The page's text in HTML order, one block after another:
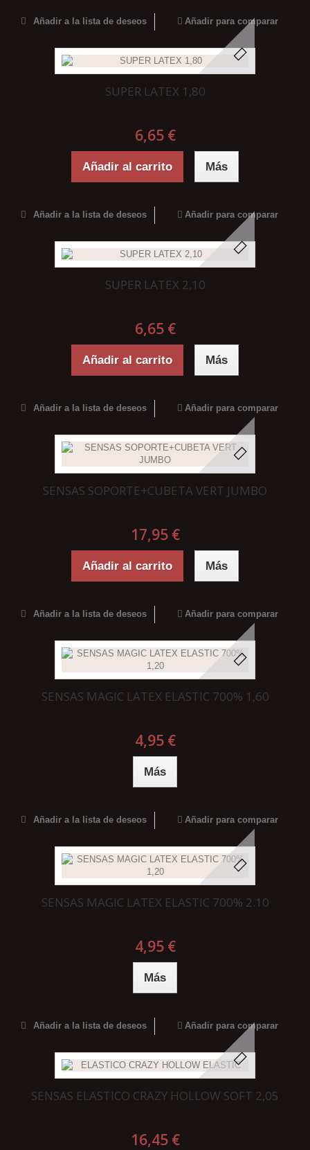
Añadir a la lista de deseos Añadir para comparar
SUPER LATEX 1,80
6,65 €
Añadir al carrito Más
Añadir a la lista de deseos Añadir para comparar
SUPER LATEX 2,10
6,65 €
Añadir al carrito Más
Añadir a la lista de deseos Añadir para comparar
SENSAS SOPORTE+CUBETA VERT JUMBO
17,95 €
Añadir al carrito Más
Añadir a la lista de deseos Añadir para comparar
SENSAS MAGIC LATEX ELASTIC 700% 1,60
4,95 €
Más
Añadir a la lista de deseos Añadir para comparar
SENSAS MAGIC LATEX ELASTIC 700% 2.10
4,95 €
Más
Añadir a la lista de deseos Añadir para comparar
SENSAS ELASTICO CRAZY HOLLOW SOFT 2,05
16,45 €